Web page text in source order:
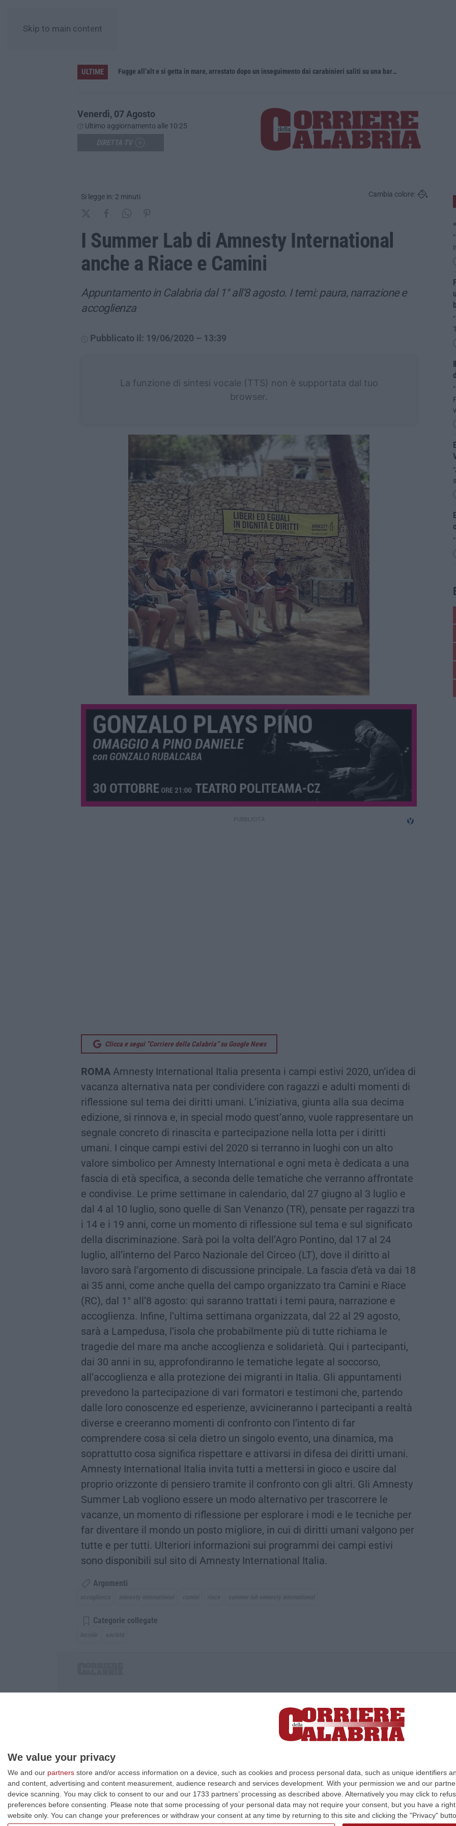
We value your privacy
We and our partners store and/or access information on a device, such as cookies and process personal data, such as unique identifiers
and content, advertising and content measurement, audience research and services development. With your permission we and our
device scanning. You may click to consent to our and our 1733 partners’ processing as described above. Alternatively you may click to
preferences before consenting.
Please note that some processing of your personal data may not require your consent, but you have a
website only. You can change your preferences or withdraw your consent at any time by returning to this site and clicking the "Privacy"
Skip to main content
ULTIME Fugge all’alt e si getta in mare, arrestato dopo un inseguimento dai carabinieri saliti su una barca privata Il 15
Venerdì, 07 Agosto
Ultimo aggiornamento alle 10:25
Si legge in: 2 minuti Cambia colore:
I Summer Lab di Amnesty International
anche a Riace e Camini
Appuntamento in Calabria dal 1° all’8 agosto. I temi: paura, narrazione e
accoglienza
Pubblicato il: 19/06/2020 – 13:39
La funzione di sintesi vocale (TTS) non è supportata dal tuo
browser.
Clicca e segui “Corriere della Calabria” su Google News
ROMA Amnesty International Italia presenta i campi estivi 2020, un’idea di
vacanza alternativa nata per condividere con ragazzi e adulti momenti di
riflessione sul tema dei diritti umani. L’iniziativa, giunta alla sua decima
edizione, si rinnova e, in special modo quest’anno, vuole rappresentare un
segnale concreto di rinascita e partecipazione nella lotta per i diritti
umani. I cinque campi estivi del 2020 si terranno in luoghi con un alto
valore simbolico per Amnesty International e ogni meta è dedicata a una
fascia di età specifica, a seconda delle tematiche che verranno affrontate
e condivise. Le prime settimane in calendario, dal 27 giugno al 3 luglio e
dal 4 al 10 luglio, sono quelle di San Venanzo (TR), pensate per ragazzi tra
i 14 e i 19 anni, come un momento di riflessione sul tema e sul significato
della discriminazione. Sarà poi la volta dell’Agro Pontino, dal 17 al 24
luglio, all’interno del Parco Nazionale del Circeo (LT), dove il diritto al
lavoro sarà l’argomento di discussione principale. La fascia d’età va dai 18
ai 35 anni, come anche quella del campo organizzato tra Camini e Riace
(RC), dal 1° all’8 agosto: qui saranno trattati i temi paura, narrazione e
accoglienza. Infine, l’ultima settimana organizzata, dal 22 al 29 agosto,
sarà a Lampedusa, l’isola che probabilmente più di tutte richiama le
tragedie del mare ma anche accoglienza e solidarietà. Qui i partecipanti,
dai 30 anni in su, approfondiranno le tematiche legate al soccorso,
all’accoglienza e alla protezione dei migranti in Italia. Gli appuntamenti
prevedono la partecipazione di vari formatori e testimoni che, partendo
dalle loro conoscenze ed esperienze, avvicineranno i partecipanti a realtà
diverse e creeranno momenti di confronto con l’intento di far
comprendere cosa si cela dietro un singolo evento, una dinamica, ma
soprattutto cosa significa rispettare e attivarsi in difesa dei diritti umani.
Amnesty International Italia invita tutti a mettersi in gioco e uscire dal
proprio orizzonte di pensiero tramite il confronto con gli altri. Gli Amnesty
Summer Lab vogliono essere un modo alternativo per trascorrere le
vacanze, un momento di riflessione per esplorare i modi e le tecniche per
far diventare il mondo un posto migliore, in cui di diritti umani valgono per
tutte e per tutti. Ulteriori informazioni sui programmi dei campi estivi
sono disponibili sul sito di Amnesty International Italia.
Argomenti
Categorie collegate
P.IVA. 03199620794, Via del mare 6/G, S.Eufemia, Lamezia Terme (CZ)
Iscrizione tribunale di Lamezia Terme 5/2011 - Direttore responsabile Paola Militano |Privacy
Design: cfweb